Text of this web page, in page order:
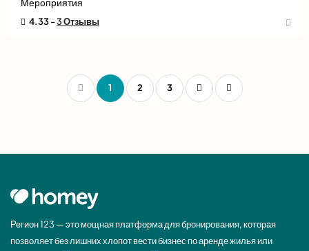
4.33 -3 Отзывы
1 2 3
Регион 123 — это мощная платформа для бронирования, которая
позволяет без лишних хлопот вести бизнес по аренде жилья или